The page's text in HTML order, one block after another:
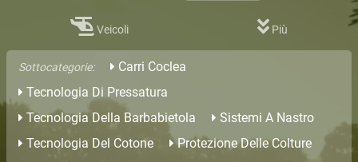
Veicoli Più
Sottocategorie:
Carri Coclea
Tecnologia Di Pressatura
Tecnologia Della Barbabietola
Sistemi A Nastro
Tecnologia Del Cotone
Protezione Delle Colture